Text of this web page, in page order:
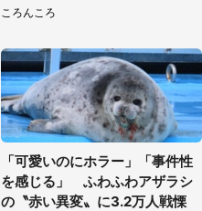
ころんころ
「可愛いのにホラー」「事件性
を感じる」 ふわふわアザラシ
の〝赤い異変〟に3.2万人戦慄